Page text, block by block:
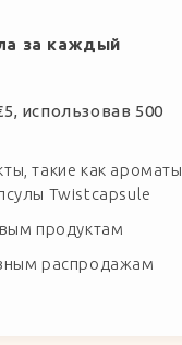
за каждый
использовав 500
такие как ароматы
Twistcapsule
продуктам
распродажам